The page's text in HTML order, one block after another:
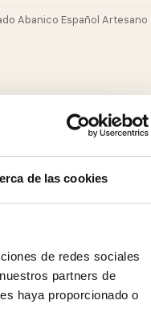
de las cookies
de redes sociales
partners de
haya proporcionado o
Abanico Español Artesano